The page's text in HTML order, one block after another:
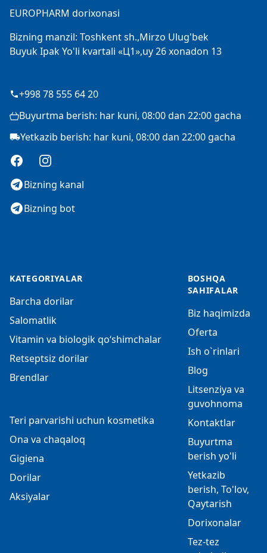
EUROPHARM dorixonasi
Bizning manzil: Toshkent sh.,Mirzo Ulug'bek
Buyuk Ipak Yo'li kvartali «Ц1»,uy 26 xonadon 13
+998 78 555 64 20
Buyurtma berish: har kuni, 08:00 dan 22:00 gacha
Yetkazib berish: har kuni, 08:00 dan 22:00 gacha
FacebookInstagram
Bizning kanal
Bizning bot
KATEGORIYALAR
Barcha dorilar
Salomatlik
Vitamin va biologik qo‘shimchalar
Retseptsiz dorilar
Brendlar
Teri parvarishi uchun kosmetika
Ona va chaqaloq
Gigiena
Dorilar
Aksiyalar
BOSHQA
SAHIFALAR
Biz haqimizda
Oferta
Ish o`rinlari
Blog
Litsenziya va
guvohnoma
Kontaktlar
Buyurtma
berish yo'li
Yetkazib
berish, To'lov,
Qaytarish
Dorixonalar
Tez-tez